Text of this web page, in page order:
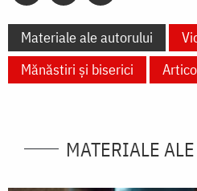
Materiale ale autorului
Mănăstiri și biserici
MATERIALE